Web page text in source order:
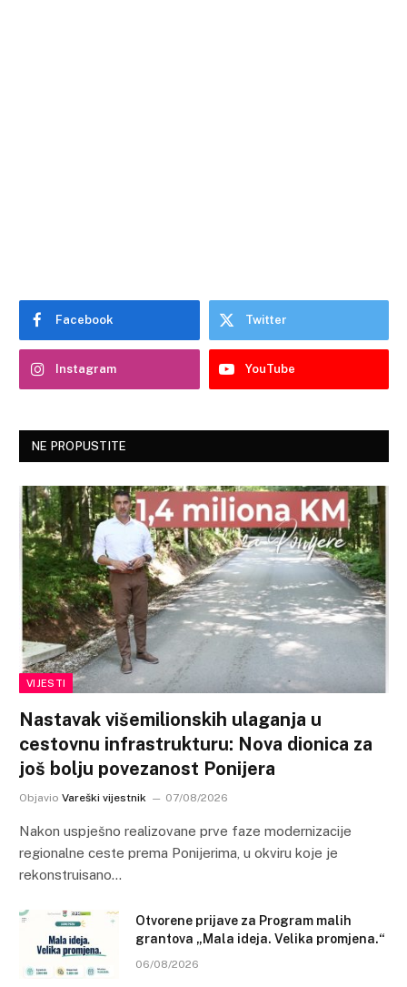
Facebook Twitter
Instagram YouTube
NE PROPUSTITE
VIJESTI
Nastavak višemilionskih ulaganja u
cestovnu infrastrukturu: Nova dionica za
još bolju povezanost Ponijera
Objavio Vareški vijestnik 07/08/2026
Nakon uspješno realizovane prve faze modernizacije
regionalne ceste prema Ponijerima, u okviru koje je
rekonstruisano…
Otvorene prijave za Program malih
grantova „Mala ideja. Velika promjena.“
06/08/2026